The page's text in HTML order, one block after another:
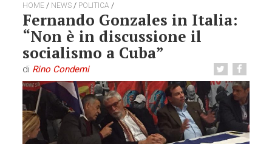
HOME / NEWS / POLITICA /
Fernando Gonzales in Italia:
“Non è in discussione il
socialismo a Cuba”
di Rino Condemi